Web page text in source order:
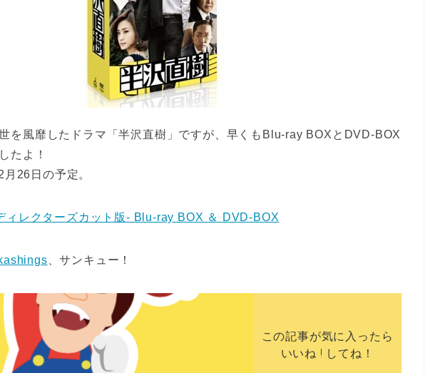
を風靡したドラマ「半沢直樹」ですが、早くもBlu-ray BOXとDVD-BOX
たよ！
26日の予定。
ィレクターズカット版- Blu-ray BOX ＆ DVD-BOX
、サンキュー！
この記事が気に入ったら
いいね ! してね！